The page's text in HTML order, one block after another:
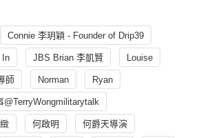
Connie 李玥穎 - Founder of Drip39
In JBS Brian 李凱賢 Louise
師 Norman Ryan
@TerryWongmilitarytalk
何啟明 何爵天導演